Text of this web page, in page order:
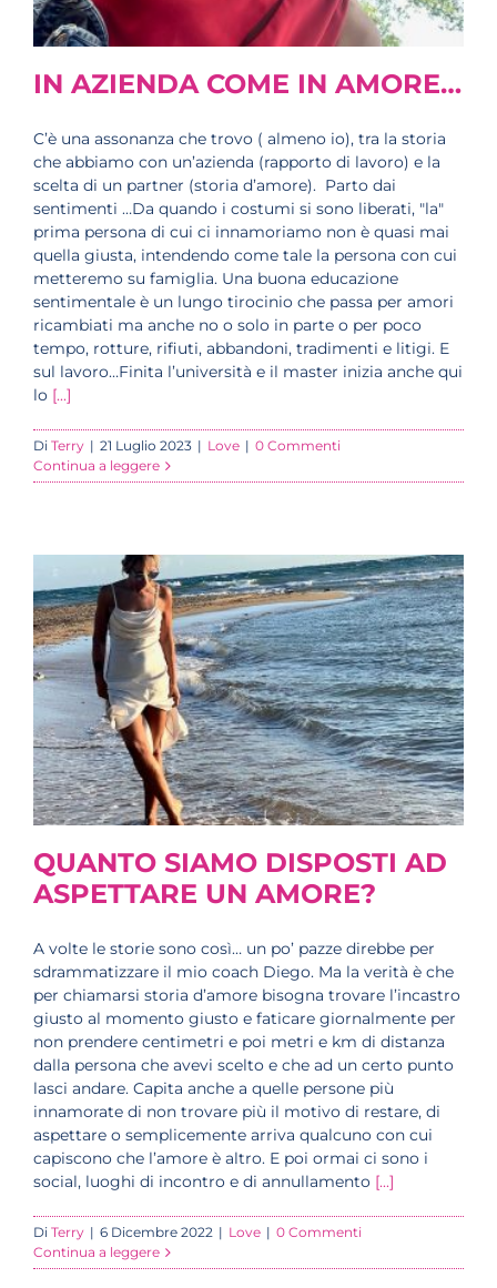
IN AZIENDA COME IN AMORE…
C’è una assonanza che trovo ( almeno io), tra la storia
che abbiamo con un’azienda (rapporto di lavoro) e la
scelta di un partner (storia d’amore). Parto dai
sentimenti …Da quando i costumi si sono liberati, "la"
prima persona di cui ci innamoriamo non è quasi mai
quella giusta, intendendo come tale la persona con cui
metteremo su famiglia. Una buona educazione
sentimentale è un lungo tirocinio che passa per amori
ricambiati ma anche no o solo in parte o per poco
tempo, rotture, rifiuti, abbandoni, tradimenti e litigi. E
sul lavoro…Finita l’università e il master inizia anche qui
lo [...]
Di Terry | 21 Luglio 2023 | Love | 0 Commenti
Continua a leggere
QUANTO SIAMO DISPOSTI AD
ASPETTARE UN AMORE?
A volte le storie sono così… un po’ pazze direbbe per
sdrammatizzare il mio coach Diego. Ma la verità è che
per chiamarsi storia d’amore bisogna trovare l’incastro
giusto al momento giusto e faticare giornalmente per
non prendere centimetri e poi metri e km di distanza
dalla persona che avevi scelto e che ad un certo punto
lasci andare. Capita anche a quelle persone più
innamorate di non trovare più il motivo di restare, di
aspettare o semplicemente arriva qualcuno con cui
capiscono che l’amore è altro. E poi ormai ci sono i
social, luoghi di incontro e di annullamento [...]
Di Terry | 6 Dicembre 2022 | Love | 0 Commenti
Continua a leggere